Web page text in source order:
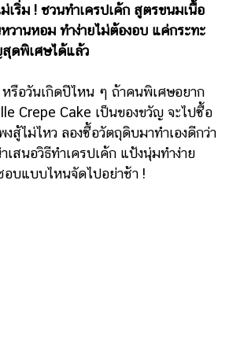
ม่เริ่ม ! ชวนทำเครปเค้ก สูตรขนมเนื้อ
านหอม ทำง่ายไม่ต้องอบ แค่กระทะ
ดพิเศษได้แล้ว
รือวันเกิดปีไหน ๆ ถ้าคนพิเศษอยาก
Crepe Cake เป็นของขวัญ จะไปซื้อ
สู้ไม่ไหว ลองซื้อวัตถุดิบมาทำเองดีกว่า
สนอวิธีทำเครปเค้ก แป้งนุ่มทำง่าย
อบแบบไหนจัดไปอย่าช้า !